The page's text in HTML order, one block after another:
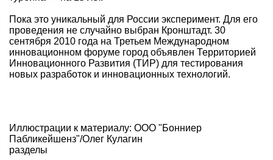
Пока это уникальный для России эксперимент. Для его
проведения не случайно выбран Кронштадт. 30
сентября 2010 года на Третьем Международном
инновационном форуме город объявлен Территорией
Инновационного Развития (ТИР) для тестирования
новых разработок и инновационных технологий.
Иллюстрации к материалу: ООО "Бонниер
Пабликейшенз"/Олег Кулагин
разделы